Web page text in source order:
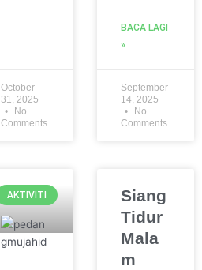
October
31, 2025
No
Comments
BACA LAGI
»
September
14, 2025
No
Comments
AKTIVITI
Siang
Tidur
Mala
m